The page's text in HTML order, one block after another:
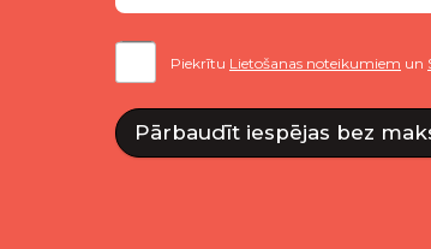
Piekrītu Lietošanas noteikumiem un
Pārbaudīt iespējas bez